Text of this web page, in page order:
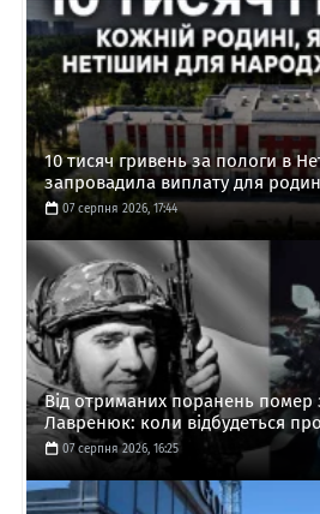
10 тисяч гривень за пологи в
запровадила виплату для
07 серпня 2026, 17:44
Від отриманих поранень помер
Лавренюк: коли відбудеться
07 серпня 2026, 16:25